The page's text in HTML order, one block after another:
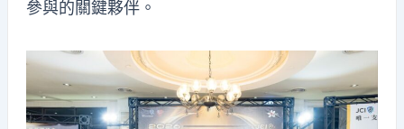
參與的關鍵夥伴。